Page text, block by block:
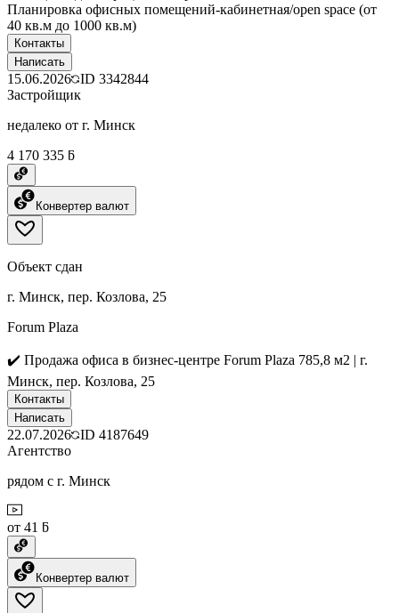
Планировка офисных помещений-кабинетная/open space (от
40 кв.м до 1000 кв.м)
Контакты
Написать
15.06.2026 ID 3342844
Застройщик
недалеко от г. Минск
4 170 335 ƃ
Конвертер валют
Объект сдан
г. Минск, пер. Козлова, 25
Forum Plaza
✔️ Продажа офиса в бизнес-центре Forum Plaza 785,8 м2 | г.
Минск, пер. Козлова, 25
Контакты
Написать
22.07.2026 ID 4187649
Агентство
рядом с г. Минск
от 41 ƃ
Конвертер валют